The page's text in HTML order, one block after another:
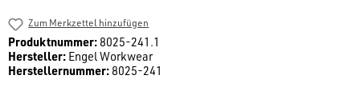
Zum Merkzettel hinzufügen
Produktnummer: 8025-241.1
Hersteller: Engel Workwear
Herstellernummer: 8025-241